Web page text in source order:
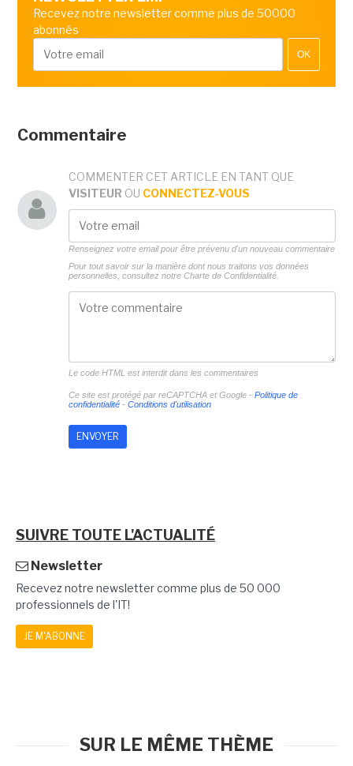
Recevez notre newsletter comme plus de 50000
abonnés
OK
Commentaire
COMMENTER CET ARTICLE EN TANT QUE
VISITEUR OU CONNECTEZ-VOUS
Renseignez votre email pour être prévenu d'un nouveau commentaire
Pour tout savoir sur la manière dont nous traitons vos données
personnelles, consultez notre Charte de Confidentialité.
Le code HTML est interdit dans les commentaires
Ce site est protégé par reCAPTCHA et Google - Politique de
confidentialité- Conditions d'utilisation
SUIVRE TOUTE L'ACTUALITÉ
Newsletter
Recevez notre newsletter comme plus de 50 000
professionnels de l'IT!
JE M'ABONNE
SUR LE MÊME THÈME